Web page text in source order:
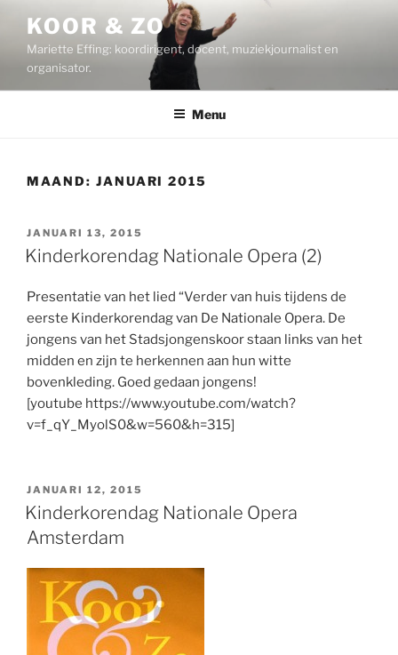
inhoud
KOOR & ZO
Mariette Effing: koordirigent, docent, muziekjournalist en
organisator.
Menu
MAAND: JANUARI 2015
GEPLAATST
OP
JANUARI 13, 2015
Kinderkorendag Nationale Opera (2)
Presentatie van het lied “Verder van huis tijdens de
eerste Kinderkorendag van De Nationale Opera. De
jongens van het Stadsjongenskoor staan links van het
midden en zijn te herkennen aan hun witte
bovenkleding. Goed gedaan jongens!
[youtube https://www.youtube.com/watch?
v=f_qY_MyolS0&w=560&h=315]
GEPLAATST
OP
JANUARI 12, 2015
Kinderkorendag Nationale Opera
Amsterdam